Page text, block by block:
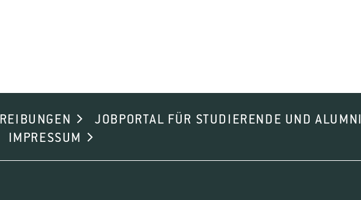
JOBPORTAL FÜR STUDIERENDE UND ALUMNI
IMPRESSUM